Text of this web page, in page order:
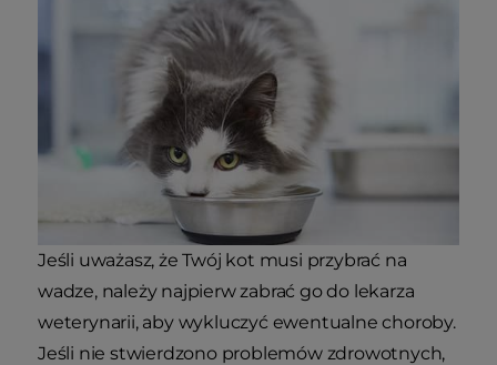
Jeśli uważasz, że Twój kot musi przybrać na
wadze, należy najpierw zabrać go do lekarza
weterynarii, aby wykluczyć ewentualne choroby.
Jeśli nie stwierdzono problemów zdrowotnych,